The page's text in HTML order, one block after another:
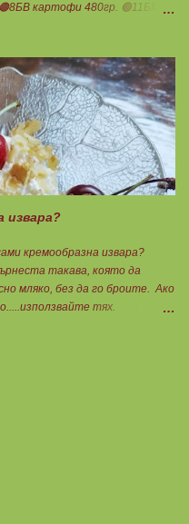
картофи 480гр. 🟢11БМ
Каймата се задушава с
нарязва и добавя към сместа.
яйца,кашкавал и 150гр. кисело
на порции и да
ни е вкусно заедно! Люси
извара?
кремообразна извара?
такава, която да
мляко, без да го броите. Ако
тях.
крем за торти, за всякакви